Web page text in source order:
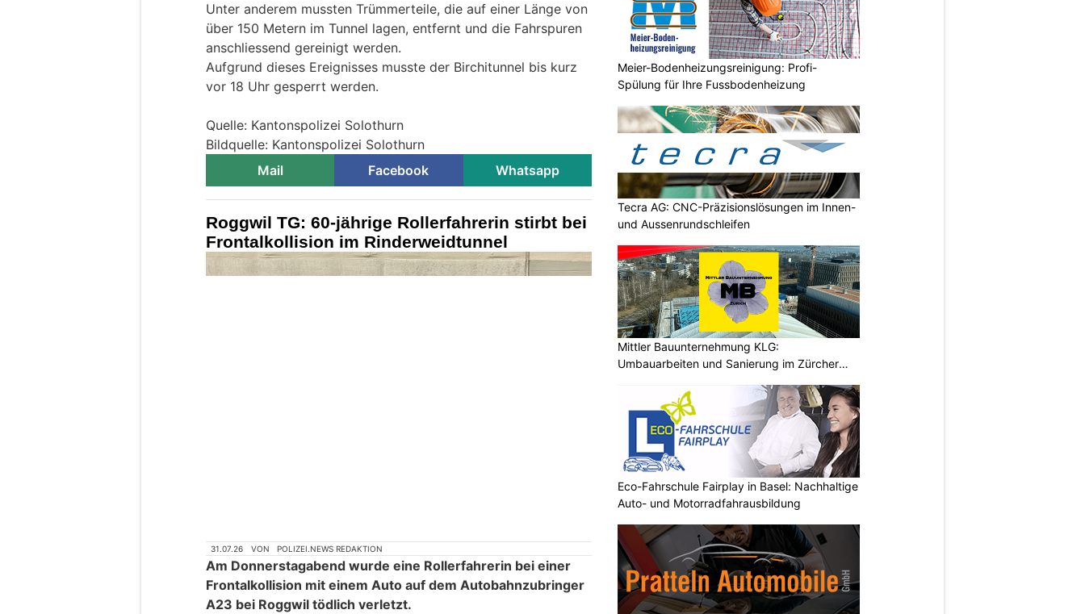
Unter anderem mussten Trümmerteile, die auf einer Länge von
über 150 Metern im Tunnel lagen, entfernt und die Fahrspuren
anschliessend gereinigt werden.
Aufgrund dieses Ereignisses musste der Birchitunnel bis kurz
vor 18 Uhr gesperrt werden.
Quelle: Kantonspolizei Solothurn
Bildquelle: Kantonspolizei Solothurn
Mail
Facebook Whatsapp
Roggwil TG: 60-jährige Rollerfahrerin stirbt bei
Frontalkollision im Rinderweidtunnel
31.07.26 VON POLIZEI.NEWS REDAKTION
Am Donnerstagabend wurde eine Rollerfahrerin bei einer
Frontalkollision mit einem Auto auf dem Autobahnzubringer
A23 bei Roggwil tödlich verletzt.
Meier-Bodenheizungsreinigung: Profi-
Spülung für Ihre Fussbodenheizung
Tecra AG: CNC-Präzisionslösungen im Innen-
und Aussenrundschleifen
Mittler Bauunternehmung KLG:
Umbauarbeiten und Sanierung im Zürcher
Eco-Fahrschule Fairplay in Basel: Nachhaltige
Auto- und Motorradfahrausbildung